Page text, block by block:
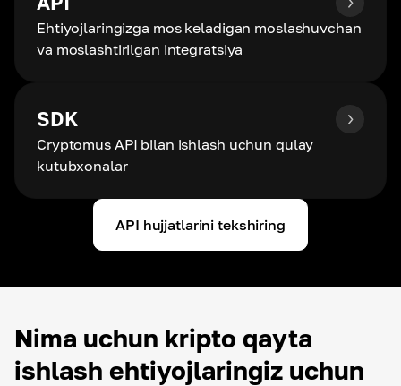
Ehtiyojlaringizga mos keladigan moslashuvchan
va moslashtirilgan integratsiya
SDK
Cryptomus API bilan ishlash uchun qulay
kutubxonalar
API hujjatlarini tekshiring
Nima uchun kripto qayta
ishlash ehtiyojlaringiz uchun